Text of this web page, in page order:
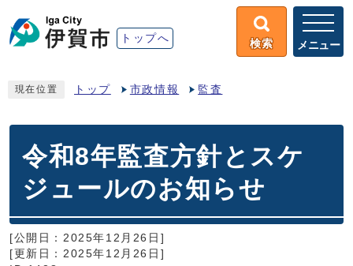
トップへ 検索 メニュー
現在位置 トップ 市政情報 監査
令和8年監査方針とスケ
ジュールのお知らせ
[公開日：2025年12月26日]
[更新日：2025年12月26日]